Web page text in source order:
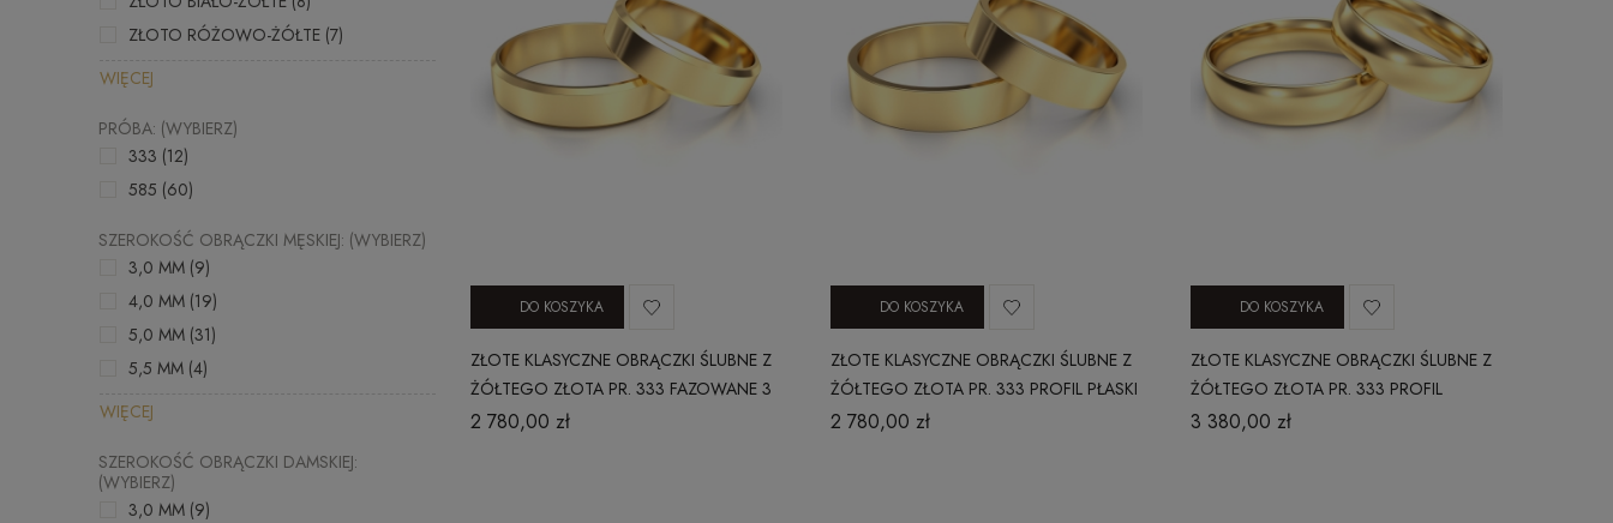
ZŁOTO RÓŻOWO-ŻÓŁTE (7)
WIĘCEJ
PRÓBA: (WYBIERZ)
333 (12)
585 (60)
SZEROKOŚĆ OBRĄCZKI MĘSKIEJ: (WYBIERZ)
3,0 MM (9)
4,0 MM (19)
5,0 MM (31)
5,5 MM (4)
WIĘCEJ
SZEROKOŚĆ OBRĄCZKI DAMSKIEJ:
(WYBIERZ)
3,0 MM (9)
ZŁOTE KLASYCZNE OBRĄCZKI ŚLUBNE Z
ŻÓŁTEGO ZŁOTA PR. 333 FAZOWANE 3
MM
2 780,00 zł
DO KOSZYKA
ZŁOTE KLASYCZNE OBRĄCZKI ŚLUBNE Z
ŻÓŁTEGO ZŁOTA PR. 333 PROFIL PŁASKI
3 MM
2 780,00 zł
DO KOSZYKA
ZŁOTE KLASYCZNE OBRĄCZKI ŚLUBNE Z
ŻÓŁTEGO ZŁOTA PR. 333 PROFIL
OKRĄGŁY 3 MM
3 380,00 zł
DO KOSZYKA